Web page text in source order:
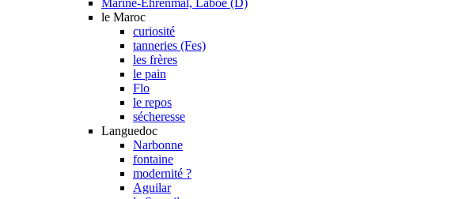
le Maroc
curiosité
tanneries (Fes)
les frères
le pain
Flo
le repos
sécheresse
Languedoc
Narbonne
fontaine
modernité ?
Aguilar